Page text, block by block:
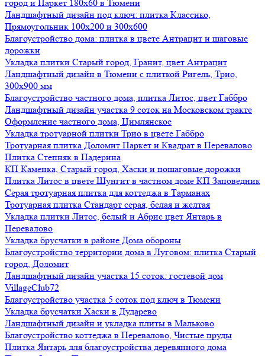
город и Паркет 180х60 в Тюмени
Ландшафтный дизайн под ключ: плитка Классико,
Прямоугольник 100х200 и 300х600
Благоустройство дома: плитка в цвете Антрацит и шаговые
дорожки
Укладка плитки Старый город, Гранит, цвет Антрацит
Ландшафтный дизайн в Тюмени с плиткой Ригель, Трио,
300х900 мм
Благоустройство частного дома, плитка Литос, цвет Габбро
Ландшафтный дизайн участка 9 соток на Московском тракте
Оформление частного дома, Цимлянское
Укладка тротуарной плитки Трио в цвете Габбро
Тротуарная плитка Доломит Паркет и Квадрат в Перевалово
Плитка Степняк в Падерина
КП Каменка, Старый город, Хаски и пошаговые дорожки
Плитка Литос в цвете Шунгит в частном доме КП Заповедник
Серая тротуарная плитка для коттеджа в Тарманах
Тротуарная плитка Стандарт серая, белая и желтая
Укладка плитки Литос, белый и Абрис цвет Янтарь в
Перевалово
Укладка брусчатки в районе Дома обороны
Благоустройство территории дома в Луговом: плитка Старый
город, Доломит
Ландшафтный дизайн участка 15 соток: гостевой дом
VillageClub72
Благоустройство участка 5 соток под ключ в Тюмени
Укладка брусчатки Хаски в Дударево
Ландшафтный дизайн и укладка плиты в Мальково
Благоустройство коттеджа в Перевалово, Чистые пруды
Плитка Янтарь для благоустройства деревянного дома